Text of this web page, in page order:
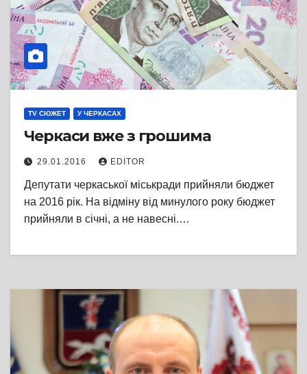
TV СЮЖЕТ У ЧЕРКАСАХ
Черкаси вже з грошима
29.01.2016 EDITOR
Депутати черкаської міськради прийняли бюджет
на 2016 рік. На відміну від минулого року бюджет
прийняли в січні, а не навесні.…